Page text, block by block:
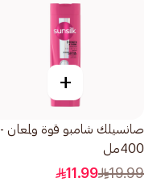
+
صانسيلك شامبو قوة ولمعان -
400مل
19.99
11.99